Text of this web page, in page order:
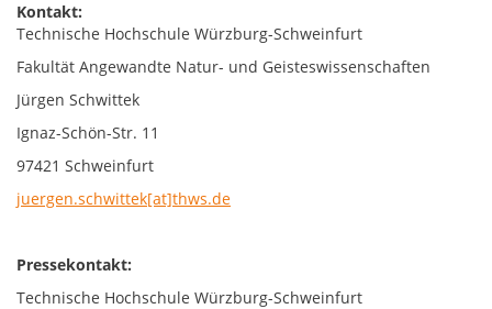
Kontakt:
Technische Hochschule Würzburg-Schweinfurt
Fakultät Angewandte Natur- und Geisteswissenschaften
Jürgen Schwittek
Ignaz-Schön-Str. 11
97421 Schweinfurt
juergen.schwittek[at]thws.de
Pressekontakt:
Technische Hochschule Würzburg-Schweinfurt